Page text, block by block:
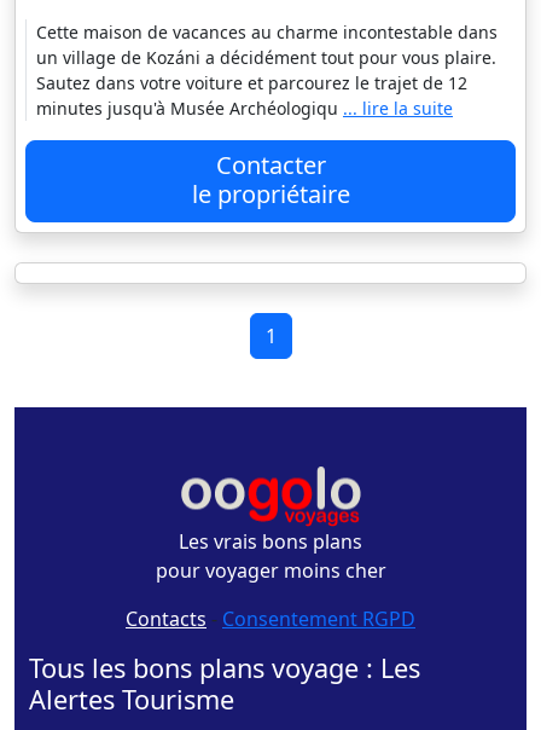
Cette maison de vacances au charme incontestable dans
un village de Kozáni a décidément tout pour vous plaire.
Sautez dans votre voiture et parcourez le trajet de 12
minutes jusqu'à Musée Archéologiqu ... lire la suite
Contacter
le propriétaire
1
Les vrais bons plans
pour voyager moins cher
Contacts - Consentement RGPD
Tous les bons plans voyage : Les
Alertes Tourisme